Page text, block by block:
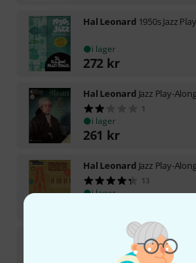
Hal Leonard 1950s Jazz
i lager
272 kr
Hal Leonard Jazz Play-
1
i lager
261 kr
Hal Leonard Jazz Play-
13
i lager
Hal Leonard Jazz Play-
1